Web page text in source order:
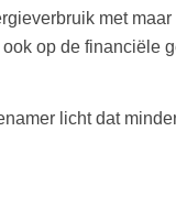
met maar
op de financiële
licht dat